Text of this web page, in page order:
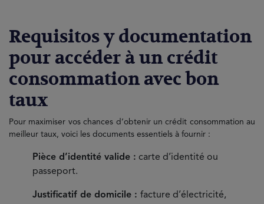
Requisitos y documentation
pour accéder à un crédit
consommation avec bon
taux
Pour maximiser vos chances d’obtenir un crédit consommation au
meilleur taux, voici les documents essentiels à fournir :
Pièce d’identité valide : carte d’identité ou
passeport.
Justificatif de domicile : facture d’électricité,